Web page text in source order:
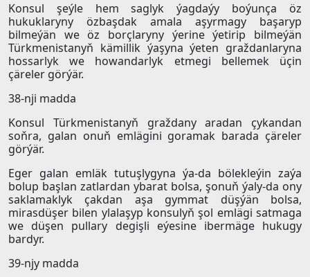
Konsul şeýle hem saglyk ýagdaýy boýunça öz
hukuklaryny özbaşdak amala aşyrmagy başaryp
bilmeýän we öz borçlaryny ýerine ýetirip bilmeýän
Türkmenistanyň kämillik ýaşyna ýeten graždanlaryna
hossarlyk we howandarlyk etmegi bellemek üçin
çäreler görýär.
38-nji madda
Konsul Türkmenistanyň graždany aradan çykandan
soňra, galan onuň emlägini goramak barada çäreler
görýär.
Eger galan emläk tutuşlygyna ýa-da bölekleýin zaýa
bolup başlan zatlardan ybarat bolsa, şonuň ýaly-da ony
saklamaklyk çakdan aşa gymmat düşýän bolsa,
mirasdüşer bilen ylalaşyp konsulyň şol emlägi satmaga
we düşen pullary degişli eýesine ibermäge hukugy
bardyr.
39-njy madda